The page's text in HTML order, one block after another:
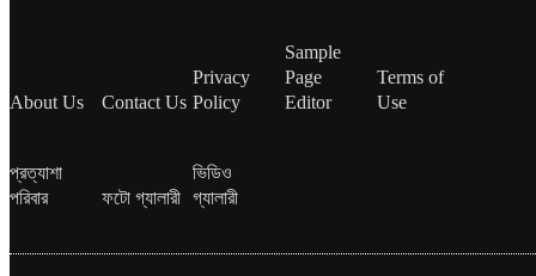
About Us Contact Us
Privacy
Policy
Sample
Page
Editor
Terms of
Use
প্রত্যাশা
পরিবার
ফটো গ্যালারী
ভিডিও
গ্যালারী